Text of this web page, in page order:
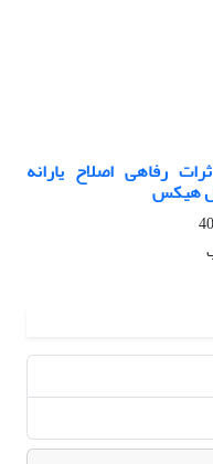
رفاهی اصلاح یارانه
هیکس